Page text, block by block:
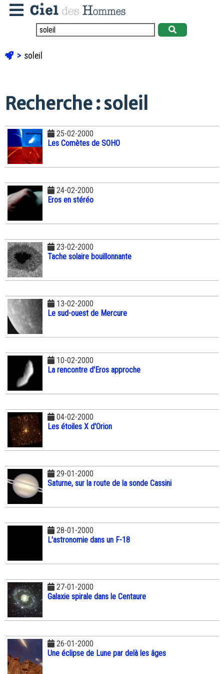
soleil
Recherche : soleil
25-02-2000
Les Comètes de SOHO
24-02-2000
Eros en stéréo
23-02-2000
Tache solaire bouillonnante
13-02-2000
Le sud-ouest de Mercure
10-02-2000
La rencontre d'Eros approche
04-02-2000
Les étoiles X d'Orion
29-01-2000
Saturne, sur la route de la sonde Cassini
28-01-2000
L'astronomie dans un F-18
27-01-2000
Galaxie spirale dans le Centaure
26-01-2000
Une éclipse de Lune par delà les âges